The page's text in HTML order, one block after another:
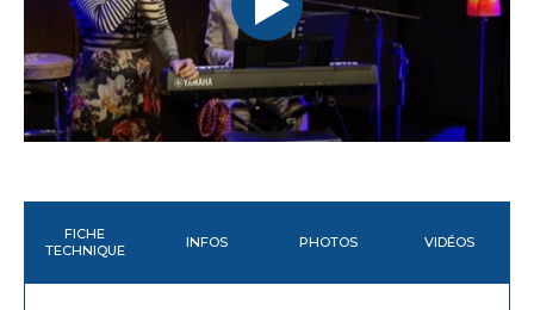
FICHE
TECHNIQUE
INFOS PHOTOS VIDÉOS